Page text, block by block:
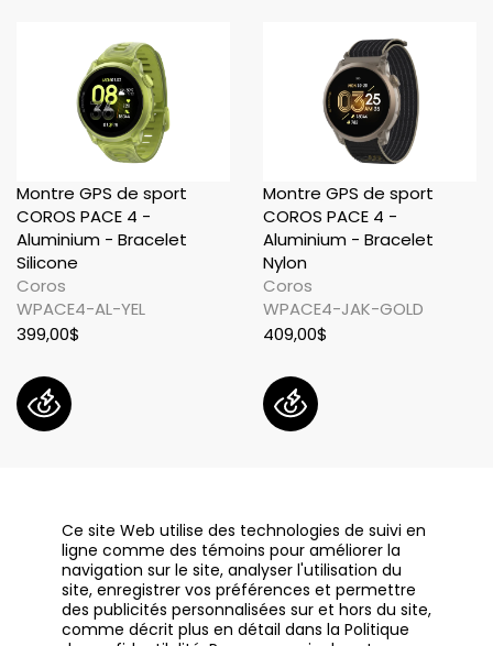
399,00$
Montre GPS de sport
COROS PACE 4 -
Aluminium - Bracelet
Silicone
Coros
WPACE4-AL-YEL
409,00$
Montre GPS de sport
COROS PACE 4 -
Aluminium - Bracelet
Nylon
Coros
WPACE4-JAK-GOLD
Ce site Web utilise des technologies de suivi en
ligne comme des témoins pour améliorer la
navigation sur le site, analyser l'utilisation du
site, enregistrer vos préférences et permettre
des publicités personnalisées sur et hors du site,
comme décrit plus en détail dans la Politique